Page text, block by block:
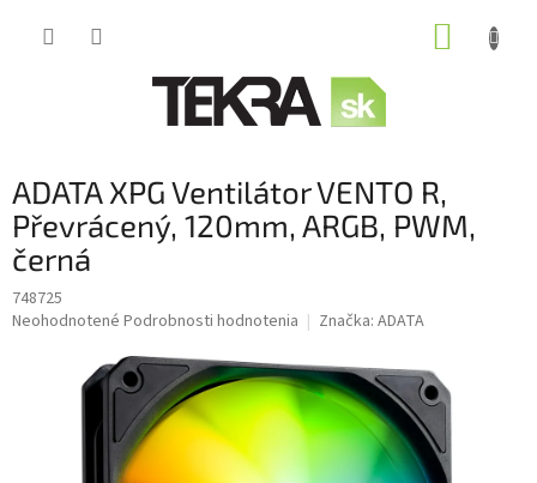
ADATA XPG Ventilátor VENTO R,
Převrácený, 120mm, ARGB, PWM,
černá
748725
Priemerné
Neohodnotené Podrobnosti hodnotenia Značka: ADATA